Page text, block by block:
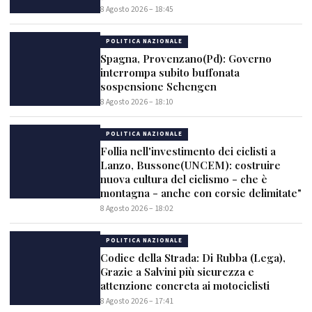
8 Agosto 2026 – 18:45
POLITICA NAZIONALE
Spagna, Provenzano(Pd): Governo
interrompa subito buffonata
sospensione Schengen
8 Agosto 2026 – 18:10
POLITICA NAZIONALE
Follia nell'investimento dei ciclisti a
Lanzo, Bussone(UNCEM): costruire
nuova cultura del ciclismo - che è
montagna - anche con corsie delimitate"
8 Agosto 2026 – 18:02
POLITICA NAZIONALE
Codice della Strada: Di Rubba (Lega),
Grazie a Salvini più sicurezza e
attenzione concreta ai motociclisti
8 Agosto 2026 – 17:41